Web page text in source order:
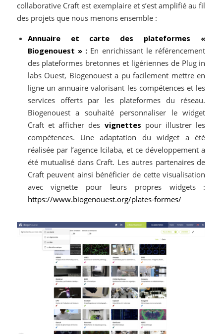
collaborative Craft est exemplaire et s’est amplifié au fil
des projets que nous menons ensemble :
Annuaire et carte des plateformes «
Biogenouest » : En enrichissant le référencement
des plateformes bretonnes et ligériennes de Plug in
labs Ouest, Biogenouest a pu facilement mettre en
ligne un annuaire valorisant les compétences et les
services offerts par les plateformes du réseau.
Biogenouest a souhaité personnaliser le widget
Craft et afficher des vignettes pour illustrer les
compétences. Une adaptation du widget a été
réalisée par l’agence Icilaba, et ce développement a
été mutualisé dans Craft. Les autres partenaires de
Craft peuvent ainsi bénéficier de cette visualisation
avec vignette pour leurs propres widgets :
https://www.biogenouest.org/plates-formes/